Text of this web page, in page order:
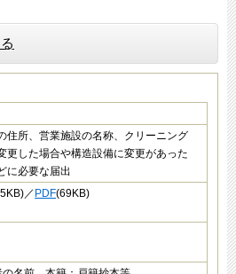
住所、営業施設の名称、クリーニング
更した場合や構造設備に変更があった
に必要な届出
／ PDF(69KB)